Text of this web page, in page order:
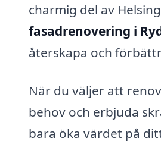
charmig del av
fasadrenovering i
återskapa och
När du väljer att
behov och erbjuda
bara öka värdet på